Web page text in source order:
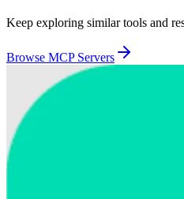
Keep exploring similar tools and
Browse MCP Servers